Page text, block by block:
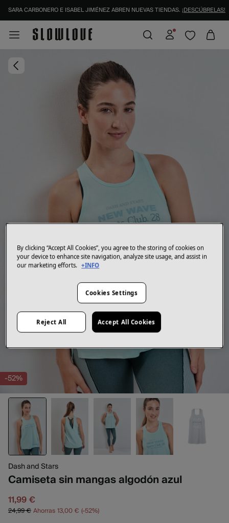
SARA CARBONERO E ISABEL JIMÉNEZ ABREN NUEVAS TIENDAS. ¡DESCÚBRELAS!
-52%
Dash and Stars
Camiseta sin mangas algodón azul
11,99 €
24,99 €Ahorras13,00 €
52
By clicking “Accept All Cookies”, you agree to the storing of cookies on
your device to enhance site navigation, analyze site usage, and assist in
our marketing efforts. +INFO
Cookies Settings
Reject All Accept All Cookies